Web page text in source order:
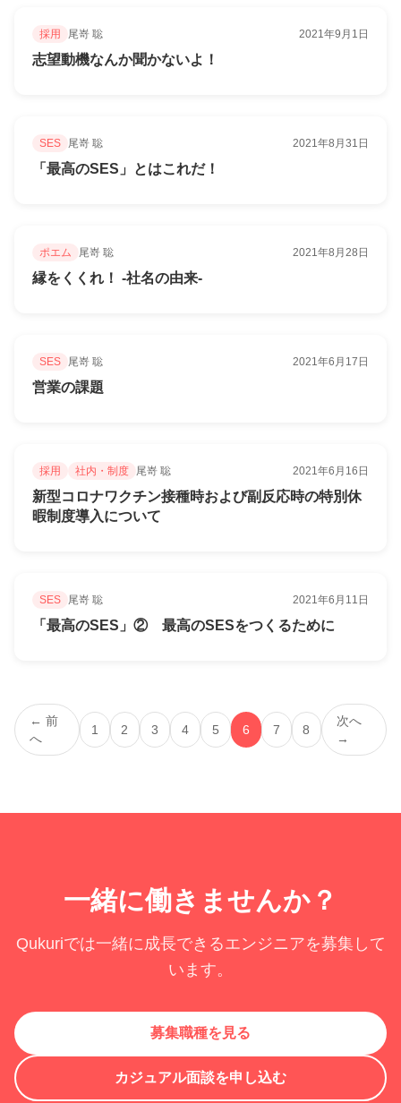
採用 尾嵜 聡 2021年9月1日
志望動機なんか聞かないよ！
SES 尾嵜 聡 2021年8月31日
「最高のSES」とはこれだ！
ポエム 尾嵜 聡 2021年8月28日
縁をくくれ！ -社名の由来-
SES 尾嵜 聡 2021年6月17日
営業の課題
採用 社内・制度 尾嵜 聡 2021年6月16日
新型コロナワクチン接種時および副反応時の特別休
暇制度導入について
SES 尾嵜 聡 2021年6月11日
「最高のSES」② 最高のSESをつくるために
← 前
へ
1 2 3 4 5 6 7 8
次へ
→
一緒に働きませんか？
Qukuriでは一緒に成長できるエンジニアを募集して
います。
募集職種を見る
カジュアル面談を申し込む